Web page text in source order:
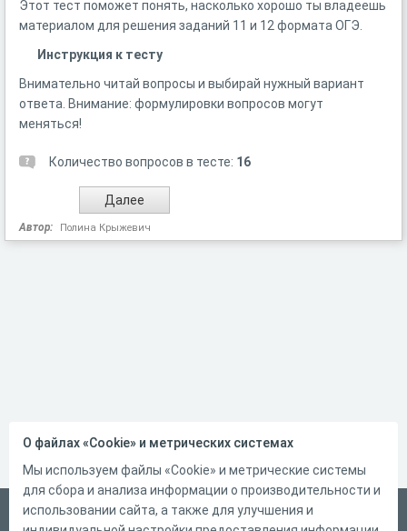
Этот тест поможет понять, насколько хорошо ты владеешь
материалом для решения заданий 11 и 12 формата ОГЭ.
Инструкция к тесту
Внимательно читай вопросы и выбирай нужный вариант
ответа. Внимание: формулировки вопросов могут
меняться!
Количество вопросов в тесте: 16
Автор: Полина Крыжевич
Русский
О файлах «Cookie» и метрических системах
Мы используем файлы «Cookie» и метрические системы
для сбора и анализа информации о производительности и
использовании сайта, а также для улучшения и